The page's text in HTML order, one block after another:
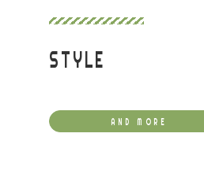
STYLE
AND MORE